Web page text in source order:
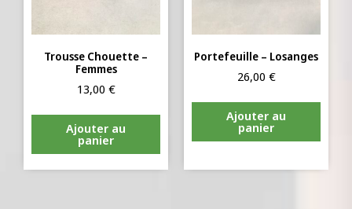
Trousse Chouette –
Femmes
13,00 €
Ajouter au
panier
Portefeuille – Losanges
26,00 €
Ajouter au
panier